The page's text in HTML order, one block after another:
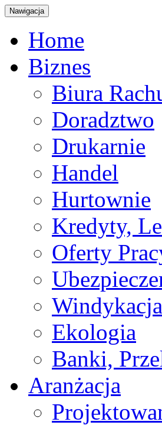
Nawigacja
Home
Biznes
Biura
Doradztwo
Drukarnie
Handel
Hurtownie
Kredyty,
Oferty
Windykacja
Ekologia
Banki,
Aranżacja